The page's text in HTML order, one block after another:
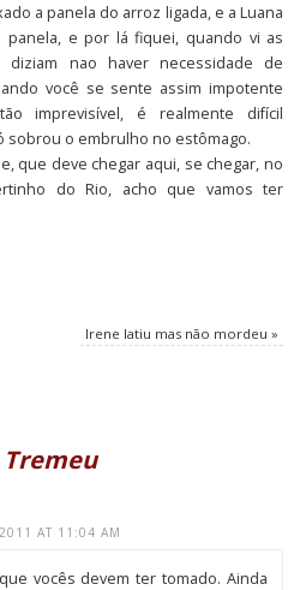
a panela do arroz ligada, e a Luana
panela, e por lá fiquei, quando vi as
diziam nao haver necessidade de
você se sente assim impotente
imprevisível, é realmente difícil
sobrou o embrulho no estômago.
que deve chegar aqui, se chegar, no
do Rio, acho que vamos ter
Irene latiu mas não mordeu»
Tremeu
AT 11:04 AM
vocês devem ter tomado. Ainda